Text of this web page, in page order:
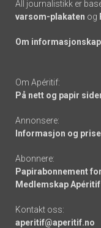
All journalistikk er
varsom-plakaten og
Om
Om Apéritif:
På nett og papir
Annonsere:
Informasjon og
Abonnere:
Papirabonnement
Medlemskap
Kontakt oss:
aperitif@aperitif.no